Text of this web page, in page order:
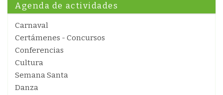
Agenda de actividades
Carnaval
Certámenes - Concursos
Conferencias
Cultura
Semana Santa
Danza